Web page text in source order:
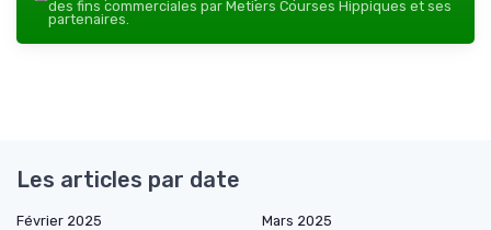
des fins commerciales par Metiers Courses Hippiques et ses
partenaires.
Les articles par date
Février 2025
Mars 2025